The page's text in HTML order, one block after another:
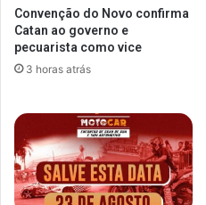
Convenção do Novo confirma
Catan ao governo e
pecuarista como vice
3 horas atrás